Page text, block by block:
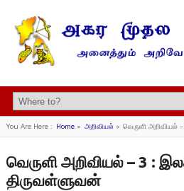
You Are Here : Home» அறிவியல்» வெருளி அறிவியல்
வெருளி அறிவியல் – 3 :
திருவள்ளுவன்